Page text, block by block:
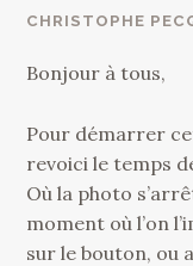
CHRISTOPHE
Bonjour à tous,
Pour démarrer
revoici le temps
Où la photo
moment où l’on
sur le bouton, ou